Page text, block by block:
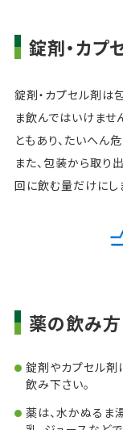
錠剤・カプ
錠剤・カプセル剤は
ま飲んではいけませ
ともあり、たいへん危
また、包装から取り
回に飲む量だけにし
薬の飲み方
錠剤やカプセル剤
飲み下さい。
薬は、水かぬるま